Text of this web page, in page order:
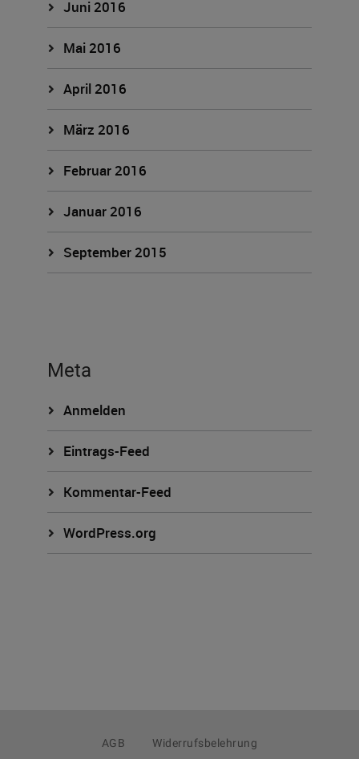
Juni 2016
Mai 2016
April 2016
März 2016
Februar 2016
Januar 2016
September 2015
Meta
Anmelden
Eintrags-Feed
Kommentar-Feed
WordPress.org
AGB Widerrufsbelehrung